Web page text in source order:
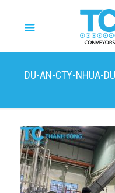
DU-AN-CTY-NHUA-